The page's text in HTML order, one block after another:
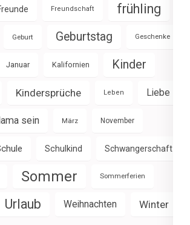
Freundschaft frühling
Geburt Geburtstag Geschenke
Januar Kalifornien Kinder
Kindersprüche Leben Liebe
sein März November
Schulkind Schwangerschaft
Sommer Sommerferien
Urlaub Weihnachten Winter